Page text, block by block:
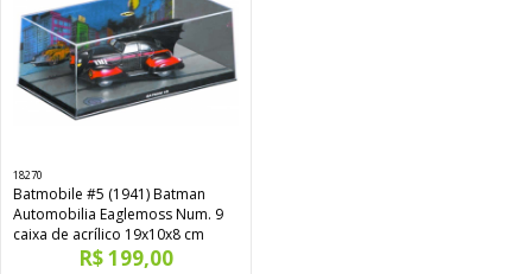
18270
Batmobile #5 (1941) Batman
Automobilia Eaglemoss Num. 9
caixa de acrílico 19x10x8 cm
R$ 199,00